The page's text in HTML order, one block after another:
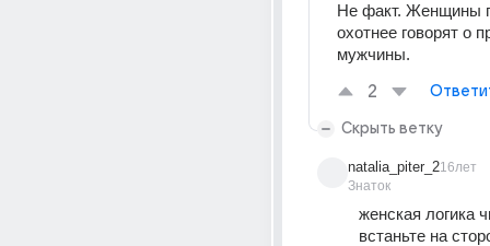
Не факт. Женщины
охотнее говорят о
мужчины.
2
Скрыть ветку
natalia_piter_2
Знаток
16лет
женская логика
встаньте на